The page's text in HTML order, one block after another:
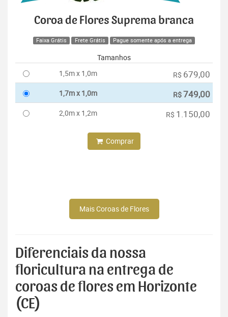
Coroa de Flores Suprema branca
Faixa Grátis Frete Grátis Pague somente após a entrega
Tamanhos
1,5m x 1,0m
R$ 679,00
1,7m x 1,0m R$749,00
2,0m x 1,2m R$ 1.150,00
Comprar
Mais Coroas de Flores
Diferenciais da nossa
floricultura na entrega de
coroas de flores em Horizonte
(CE)